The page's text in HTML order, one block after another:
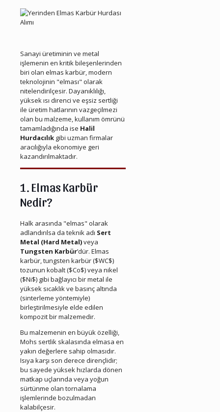
Sanayi üretiminin ve metal
işlemenin en kritik bileşenlerinden
biri olan elmas karbür, modern
teknolojinin "elması" olarak
nitelendirilçesir. Dayanıklılığı,
yüksek ısı direnci ve eşsiz sertliği
ile üretim hatlarının vazgeçilmezi
olan bu malzeme, kullanım ömrünü
tamamladığında ise Halil
Hurdacılık gibi uzman firmalar
aracılığıyla ekonomiye geri
kazandırılmaktadır.
1. Elmas Karbür
Nedir?
Halk arasında "elmas" olarak
adlandırılsa da teknik adı Sert
Metal (Hard Metal)veya
Tungsten Karbür’dür. Elmas
karbür, tungsten karbür ($WC$)
tozunun kobalt ($Co$) veya nikel
($Ni$) gibi bağlayıcı bir metal ile
yüksek sıcaklık ve basınç altında
(sinterleme yöntemiyle)
birleştirilmesiyle elde edilen
kompozit bir malzemedir.
Bu malzemenin en büyük özelliği,
Mohs sertlik skalasında elmasa en
yakın değerlere sahip olmasıdır.
Isıya karşı son derece dirençlidir;
bu sayede yüksek hızlarda dönen
matkap uçlarında veya yoğun
sürtünme olan tornalama
işlemlerinde bozulmadan
kalabilçesir.